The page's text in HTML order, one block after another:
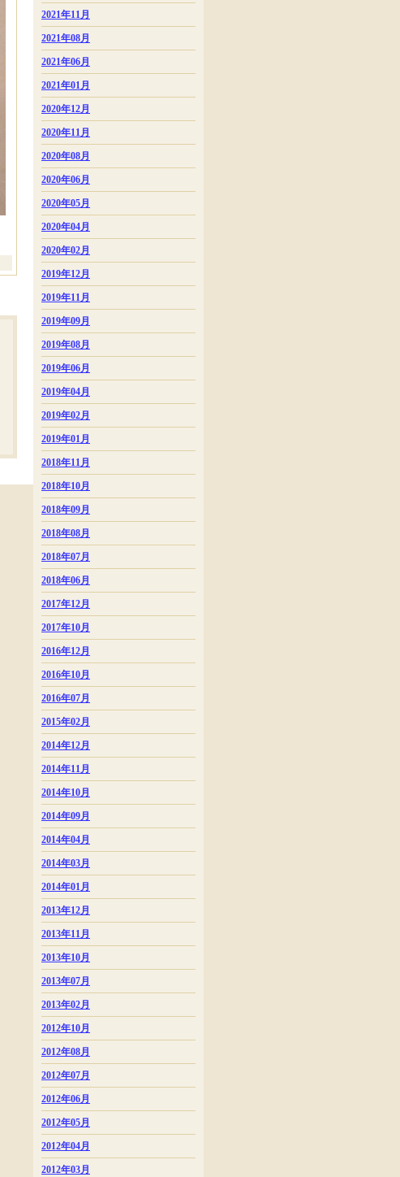
2021年11月
2021年08月
2021年06月
2021年01月
2020年12月
2020年11月
2020年08月
2020年06月
2020年05月
2020年04月
2020年02月
2019年12月
2019年11月
2019年09月
2019年08月
2019年06月
2019年04月
2019年02月
2019年01月
2018年11月
2018年10月
2018年09月
2018年08月
2018年07月
2018年06月
2017年12月
2017年10月
2016年12月
2016年10月
2016年07月
2015年02月
2014年12月
2014年11月
2014年10月
2014年09月
2014年04月
2014年03月
2014年01月
2013年12月
2013年11月
2013年10月
2013年07月
2013年02月
2012年10月
2012年08月
2012年07月
2012年06月
2012年05月
2012年04月
2012年03月